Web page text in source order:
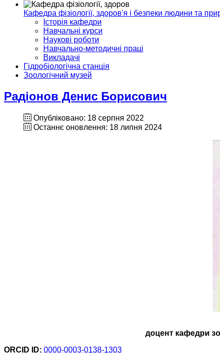
Кафедра фізіології, здоров'я і безпеки людини та
Історія кафедри
Навчальні курси
Наукові роботи
Навчально-методичні праці
Викладачі
Гідробіологічна станція
Зоологічний музей
Радіонов Денис Борисович
Опубліковано: 18 серпня 2022
Останнє оновлення: 18 липня 2024
доцент кафедри
ORCID ID: 0000-0003-0138-1303